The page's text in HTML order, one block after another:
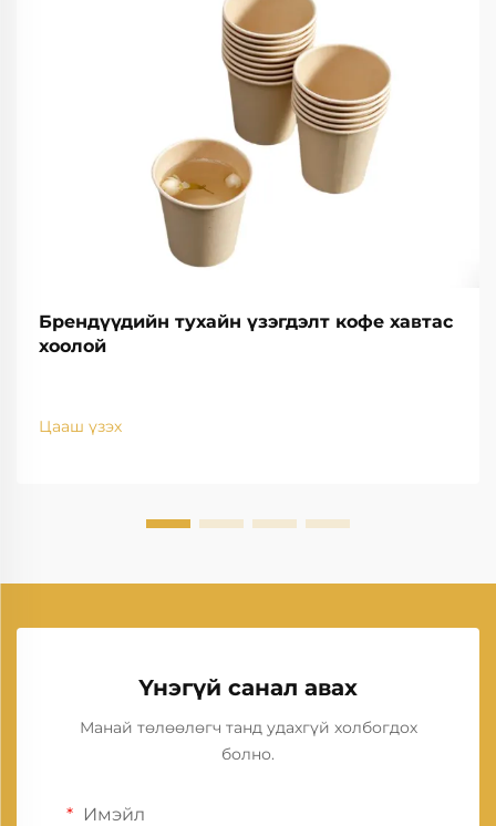
Брендүүдийн тухайн үзэгдэлт кофе хавтас
хоолой
Цааш үзэх
Үнэгүй санал авах
Манай төлөөлөгч танд удахгүй холбогдох
болно.
Имэйл